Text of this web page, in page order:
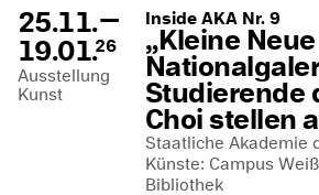
25.11.—
19.01.26
Ausstellung
Kunst
Inside AKA Nr. 9
„Kleine Neue
Studierende
Choi stellen
Staatliche Akademie
Künste: Campus
Bibliothek